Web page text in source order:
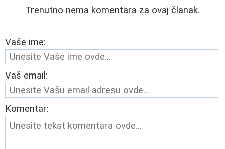
Trenutno nema komentara za ovaj članak.
Vaše ime:
Vaš email:
Komentar: